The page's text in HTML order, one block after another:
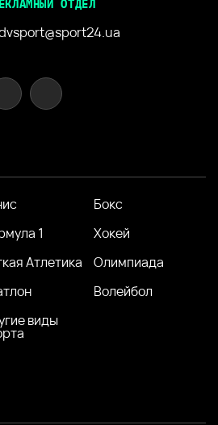
ОТДЕЛ
Бокс
1
Хокей
Атлетика
Олимпиада
Волейбол
виды